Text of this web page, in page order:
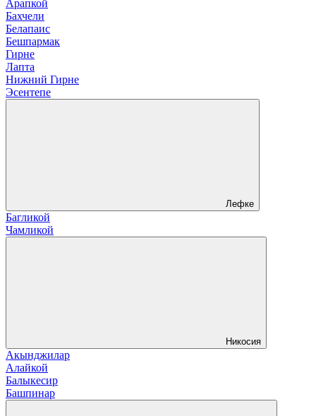
Арапкой
Бахчели
Белапаис
Бешпармак
Гирне
Лапта
Нижний Гирне
Эсентепе
Лефке
Багликой
Чамликой
Никосия
Акынджилар
Алайкой
Балыкесир
Башпинар